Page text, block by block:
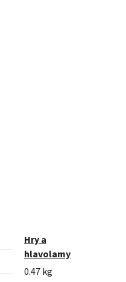
Hry a
hlavolamy
0.47 kg